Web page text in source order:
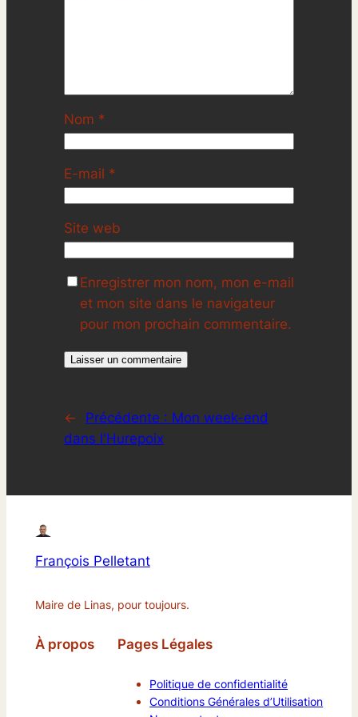
Nom *
E-mail *
Site web
Enregistrer mon nom, mon e-mail
et mon site dans le navigateur
pour mon prochain commentaire.
← Précédente : Mon week-end
dans l'Hurepoix
François Pelletant
Maire de Linas, pour toujours.
À propos Pages Légales
Politique de confidentialité
Conditions Générales d’Utilisation